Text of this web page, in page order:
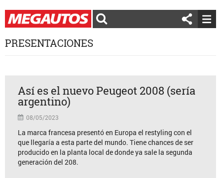
PRESENTACIONES
Así es el nuevo Peugeot 2008 (sería
argentino)
08/05/2023
La marca francesa presentó en Europa el restyling con el
que llegaría a esta parte del mundo. Tiene chances de ser
producido en la planta local de donde ya sale la segunda
generación del 208.